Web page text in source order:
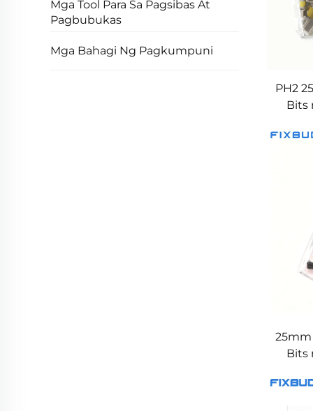
Mga Tool Para Sa Pagsibas At
Pagbubukas
Mga Bahagi Ng Pagkumpuni
PH2
Bits
Bits